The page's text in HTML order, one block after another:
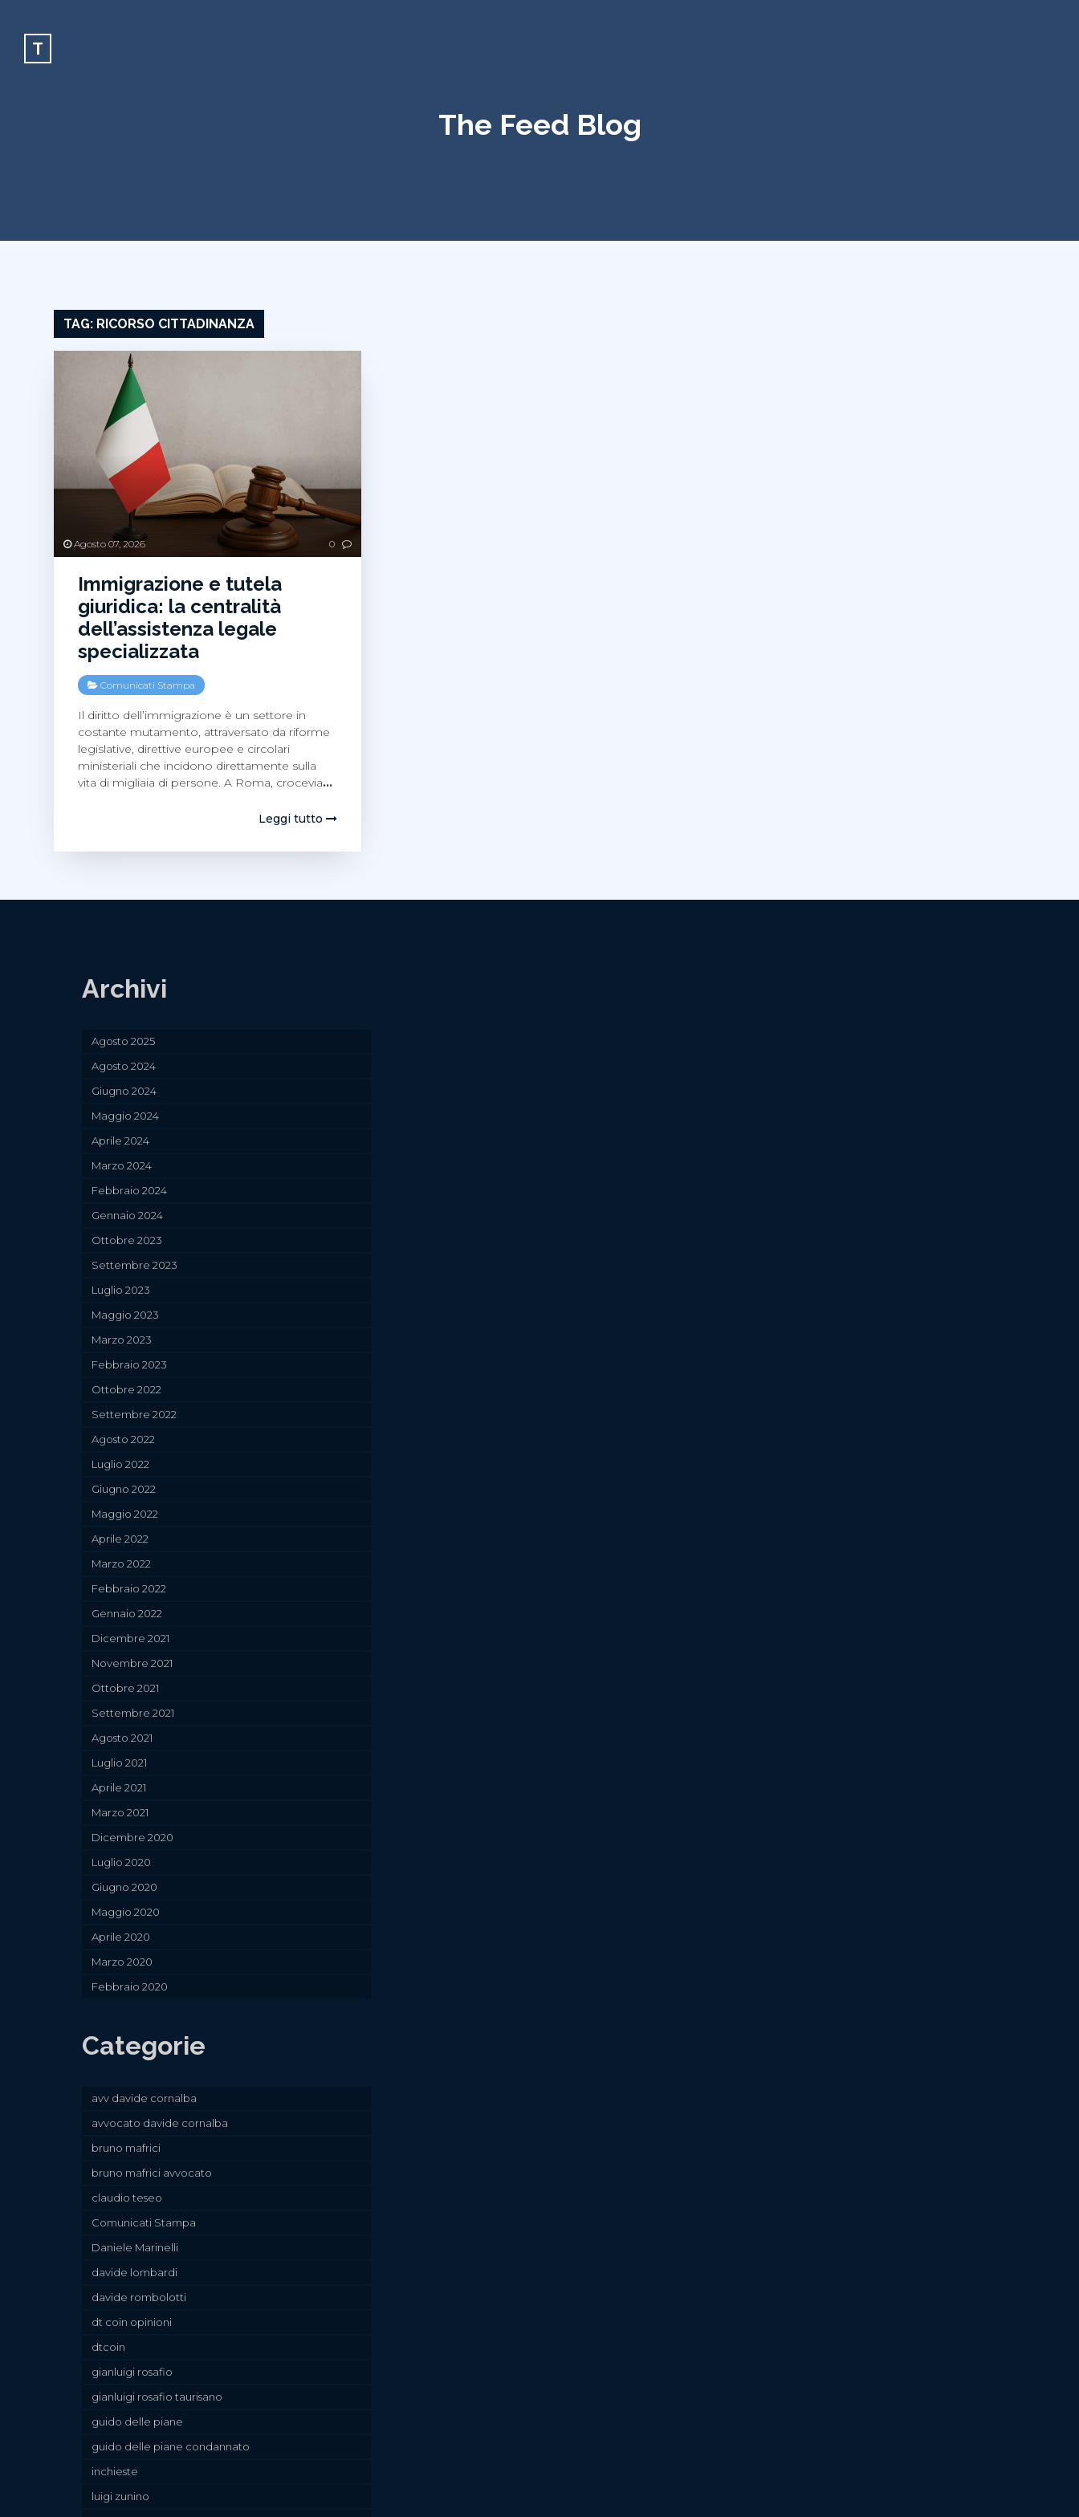
T
The Feed Blog
TAG: RICORSO CITTADINANZA
Agosto 07, 2026 0
Immigrazione e tutela
giuridica: la centralità
dell’assistenza legale
specializzata
Comunicati Stampa
Il diritto dell’immigrazione è un settore in
costante mutamento, attraversato da riforme
legislative, direttive europee e circolari
ministeriali che incidono direttamente sulla
vita di migliaia di persone. A Roma, crocevia…
Leggi tutto
Archivi
Agosto 2025
Agosto 2024
Giugno 2024
Maggio 2024
Aprile 2024
Marzo 2024
Febbraio 2024
Gennaio 2024
Ottobre 2023
Settembre 2023
Luglio 2023
Maggio 2023
Marzo 2023
Febbraio 2023
Ottobre 2022
Settembre 2022
Agosto 2022
Luglio 2022
Giugno 2022
Maggio 2022
Aprile 2022
Marzo 2022
Febbraio 2022
Gennaio 2022
Dicembre 2021
Novembre 2021
Ottobre 2021
Settembre 2021
Agosto 2021
Luglio 2021
Aprile 2021
Marzo 2021
Dicembre 2020
Luglio 2020
Giugno 2020
Maggio 2020
Aprile 2020
Marzo 2020
Febbraio 2020
Categorie
avv davide cornalba
avvocato davide cornalba
bruno mafrici
bruno mafrici avvocato
claudio teseo
Comunicati Stampa
Daniele Marinelli
davide lombardi
davide rombolotti
dt coin opinioni
dtcoin
gianluigi rosafio
gianluigi rosafio taurisano
guido delle piane
guido delle piane condannato
inchieste
luigi zunino